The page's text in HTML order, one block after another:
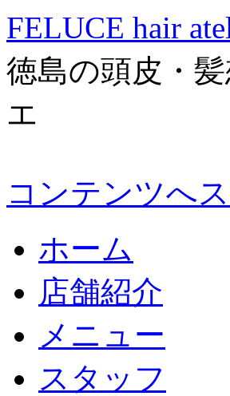
FELUCE hair
徳島の頭皮・
エ
コンテンツへ
ホーム
店舗紹介
メニュー
スタッフ